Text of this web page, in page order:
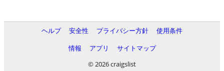
ヘルプ 安全性 プライバシー方針
使用条件
情報
アプリ
サイトマップ
© 2026 craigslist